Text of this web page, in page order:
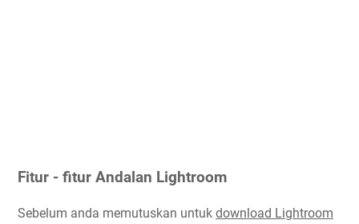
Fitur - fitur Andalan Lightroom
Sebelum anda memutuskan untuk download Lightroom